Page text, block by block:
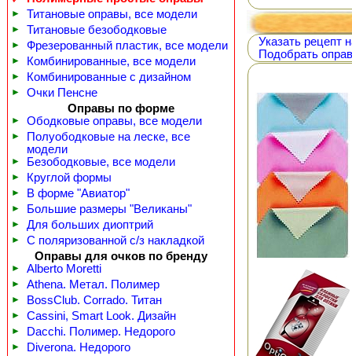
► Титановые оправы, все модели
► Титановые безободковые
► Фрезерованный пластик, все модели
► Комбинированные, все модели
► Комбинированные с дизайном
►
Очки Пенсне
Оправы по форме
► Ободковые оправы, все модели
►
Полуободковые на леске, все
модели
► Безободковые, все модели
► Круглой формы
► В форме "Авиатор"
► Большие размеры "Великаны"
► Для больших диоптрий
►
С поляризованной с/з накладкой
Оправы для очков по бренду
► Alberto Moretti
► Athena. Метал. Полимер
► BossClub. Corrado. Титан
► Cassini, Smart Look. Дизайн
► Dacchi. Полимер. Недорого
► Diverona. Недорого
Указать рецепт
Подобрать